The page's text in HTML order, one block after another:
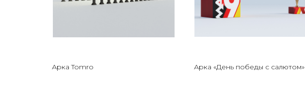
Арка Tomro Арка «День победы с салютом»